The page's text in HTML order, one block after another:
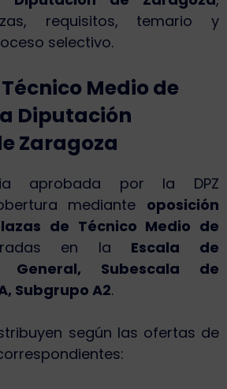
requisitos, temario y
selectivo.
Medio de
Diputación
Zaragoza
aprobada por la DPZ
mediante oposición
de Técnico Medio de
en la Escala de
General, Subescala de
Subgrupo A2.
según las ofertas de